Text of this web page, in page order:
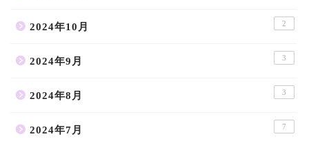
2024年10月 2
2024年9月 3
2024年8月 3
2024年7月 7